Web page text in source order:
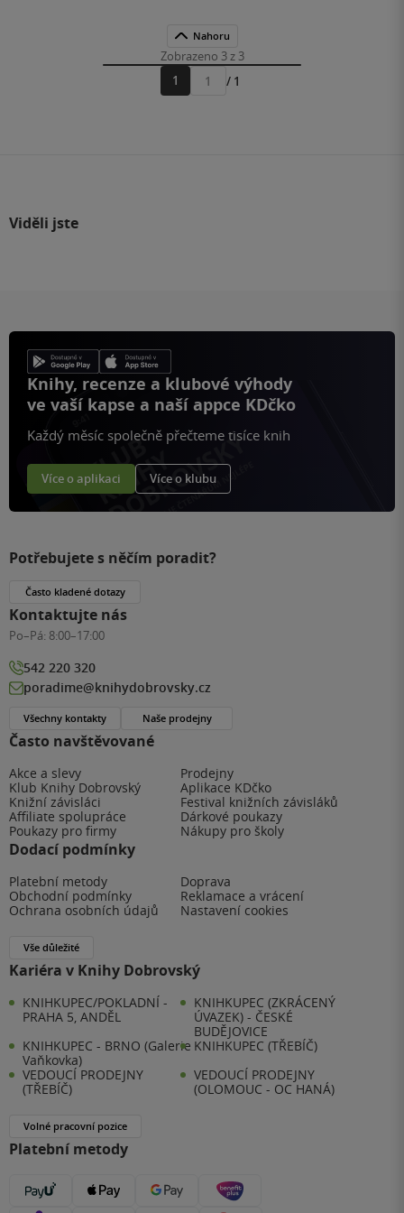
Nahoru
Zobrazeno 3 z 3
1
Přejít
/ 1
Viděli jste
Knihy, recenze a klubové výhody
ve vaší kapse a naší appce KDčko
Každý měsíc společně přečteme tisíce knih
Více o aplikaci Více o klubu
Často navštěvované
Akce a slevy
Prodejny
Klub Knihy Dobrovský
Aplikace KDčko
Knižní závisláci
Festival knižních závisláků
Affiliate spolupráce
Dárkové poukazy
Poukazy pro firmy
Nákupy pro školy
Dodací podmínky
Platební metody
Doprava
Obchodní podmínky
Reklamace a vrácení
Ochrana osobních údajů
Nastavení cookies
Vše důležité
Kariéra v Knihy Dobrovský
KNIHKUPEC/POKLADNÍ -
PRAHA 5, ANDĚL
KNIHKUPEC (ZKRÁCENÝ
ÚVAZEK) - ČESKÉ
BUDĚJOVICE
KNIHKUPEC - BRNO (Galerie
Vaňkovka)
KNIHKUPEC (TŘEBÍČ)
VEDOUCÍ PRODEJNY
(TŘEBÍČ)
VEDOUCÍ PRODEJNY
(OLOMOUC - OC HANÁ)
Volné pracovní pozice
Platební metody
Potřebujete s něčím poradit?
Často kladené dotazy
Kontaktujte nás
Po–Pá: 8:00–17:00
542 220 320
poradime@knihydobrovsky.cz
Všechny kontakty Naše prodejny